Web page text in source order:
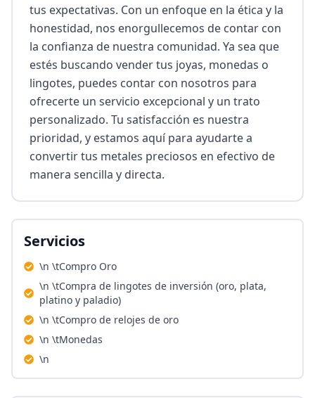
tus expectativas. Con un enfoque en la ética y la
honestidad, nos enorgullecemos de contar con
la confianza de nuestra comunidad. Ya sea que
estés buscando vender tus joyas, monedas o
lingotes, puedes contar con nosotros para
ofrecerte un servicio excepcional y un trato
personalizado. Tu satisfacción es nuestra
prioridad, y estamos aquí para ayudarte a
convertir tus metales preciosos en efectivo de
manera sencilla y directa.
Servicios
\n \tCompro Oro
\n \tCompra de lingotes de inversión (oro, plata,
platino y paladio)
\n \tCompro de relojes de oro
\n \tMonedas
\n